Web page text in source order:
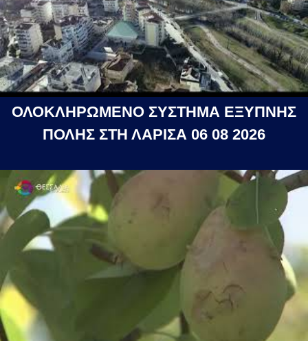
ΟΛΟΚΛΗΡΩΜΕΝΟ ΣΥΣΤΗΜΑ ΕΞΥΠΝΗΣ
ΠΟΛΗΣ ΣΤΗ ΛΑΡΙΣΑ 06 08 2026